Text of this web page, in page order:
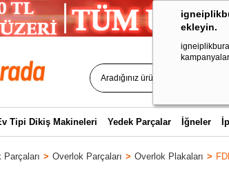
ekleyin.
Tipi Dikiş Makineleri Yedek Parçalar İğneler
Overlok Parçaları Overlok Plakaları